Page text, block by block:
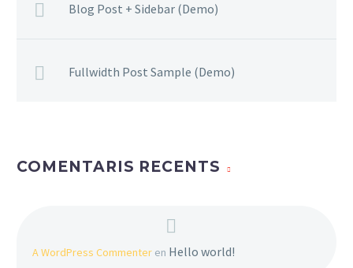
Blog Post + Sidebar (Demo)
Fullwidth Post Sample (Demo)
COMENTARIS RECENTS
A WordPress Commenter en Hello world!